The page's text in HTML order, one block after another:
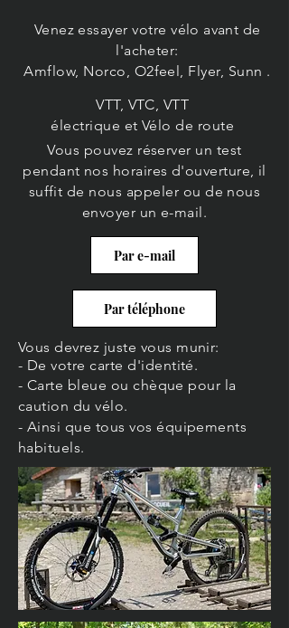
Venez essayer votrevélo avant de
l'acheter:
Amflow, Norco, O2feel, Flyer, Sunn .
VTT, VTC, VTT
électrique et Vélo de route
Vous pouvez réserver un test
pendant nos horaires d'ouverture, il
suffit de nous appeler ou de nous
envoyer un e-mail.
Par e-mail
Par téléphone
Vous devrez juste vous munir:
- De votre carte d'identité.
- Carte bleue ouchèque pour la
caution du vélo.
- Ainsi que tous vos équipements
habituels.